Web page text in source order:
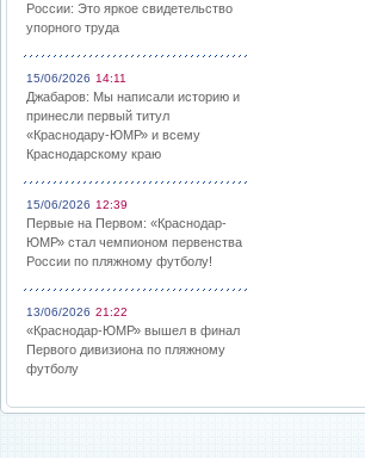
России: Это яркое свидетельство
упорного труда
15/06/2026 14:11
Джабаров: Мы написали историю и
принесли первый титул
«Краснодару-ЮМР» и всему
Краснодарскому краю
15/06/2026 12:39
Первые на Первом: «Краснодар-
ЮМР» стал чемпионом первенства
России по пляжному футболу!
13/06/2026 21:22
«Краснодар-ЮМР» вышел в финал
Первого дивизиона по пляжному
футболу